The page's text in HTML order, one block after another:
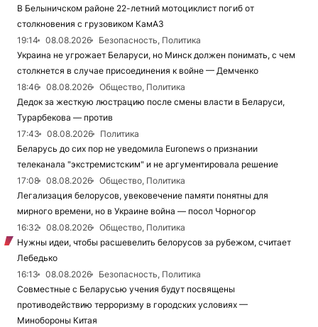
В Белыничском районе 22-летний мотоциклист погиб от
столкновения с грузовиком КамАЗ
19:14
08.08.2026
Безопасность, Политика
Украина не угрожает Беларуси, но Минск должен понимать, с чем
столкнется в случае присоединения к войне — Демченко
18:46
08.08.2026
Общество, Политика
Дедок за жесткую люстрацию после смены власти в Беларуси,
Турарбекова — против
17:43
08.08.2026
Политика
Беларусь до сих пор не уведомила Euronews о признании
телеканала "экстремистским" и не аргументировала решение
17:08
08.08.2026
Общество, Политика
Легализация белорусов, увековечение памяти понятны для
мирного времени, но в Украине война — посол Чорногор
16:32
08.08.2026
Общество, Политика
Нужны идеи, чтобы расшевелить белорусов за рубежом, считает
Лебедько
16:13
08.08.2026
Безопасность, Политика
Совместные с Беларусью учения будут посвящены
противодействию терроризму в городских условиях —
Минобороны Китая